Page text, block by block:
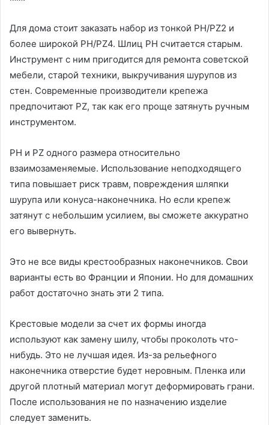
Для дома стоит заказать набор из тонкой PH/PZ2 и
более широкой PH/PZ4. Шлиц PH считается старым.
Инструмент с ним пригодится для ремонта советской
мебели, старой техники, выкручивания шурупов из
стен. Современные производители крепежа
предпочитают PZ, так как его проще затянуть ручным
инструментом.
PH и PZ одного размера относительно
взаимозаменяемые. Использование неподходящего
типа повышает риск травм, повреждения шляпки
шурупа или конуса-наконечника. Но если крепеж
затянут с небольшим усилием, вы сможете аккуратно
его вывернуть.
Это не все виды крестообразных наконечников. Свои
варианты есть во Франции и Японии. Но для домашних
работ достаточно знать эти 2 типа.
Крестовые модели за счет их формы иногда
используют как замену шилу, чтобы проколоть что-
нибудь. Это не лучшая идея. Из-за рельефного
наконечника отверстие будет неровным. Пленка или
другой плотный материал могут деформировать грани.
После использования не по назначению изделие
следует заменить.